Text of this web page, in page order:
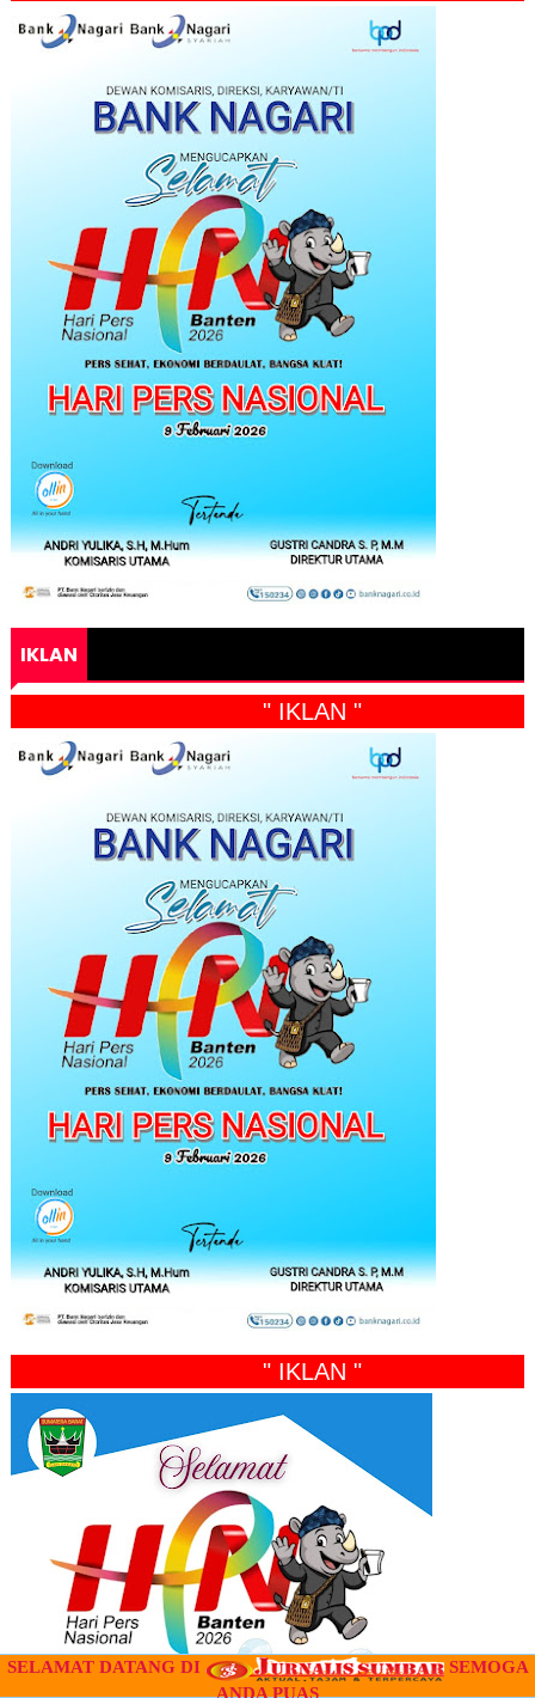
IKLAN
" IKLAN "
" IKLAN "
SELAMAT DATANG DI
SEMOGA
ANDA PUAS